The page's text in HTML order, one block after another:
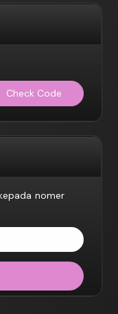
Check Code
nomer